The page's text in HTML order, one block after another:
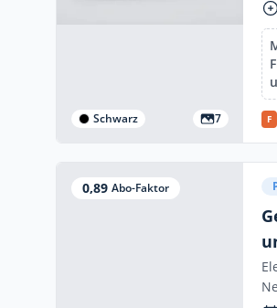
Schwarz 7 F
0,89 Abo-Faktor